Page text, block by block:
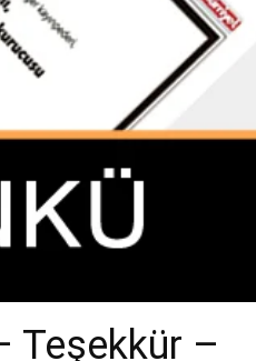
Teşekkür –